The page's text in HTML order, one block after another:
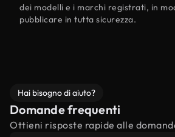
dei modelli e i marchi registrati, in
pubblicare in tutta sicurezza.
Hai bisogno di aiuto?
Domande frequenti
Ottieni risposte rapide alle